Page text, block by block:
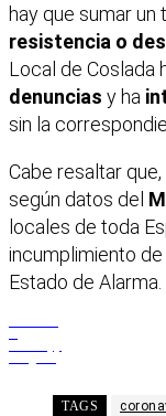
hay que sumar un
resistencia o
Local de Coslada
denuncias y ha
sin la
Cabe resaltar
según datos del
locales de toda
incumplimiento de
Estado de Alarma.
TAGS